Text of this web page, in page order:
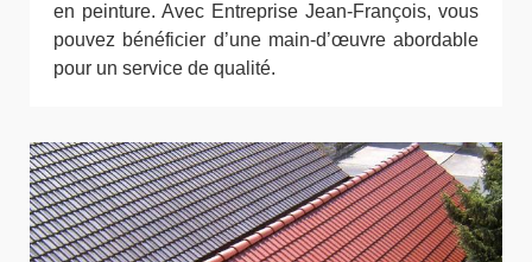
en peinture. Avec Entreprise Jean-François, vous
pouvez bénéficier d’une main-d’œuvre abordable
pour un service de qualité.